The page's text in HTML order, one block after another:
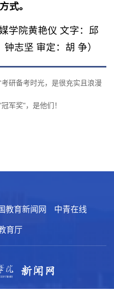
式。
学院黄艳仪 文字：邱
志坚 审定：胡 争）
研备考时光，是很充实且浪漫
军奖"，是他们！
教育新闻网 中青在线
育厅